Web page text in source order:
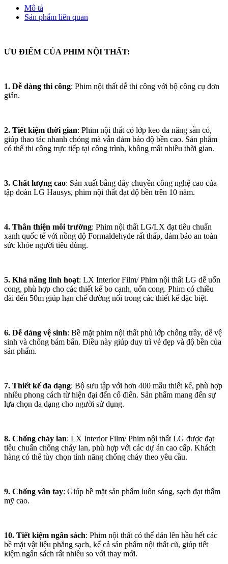
Mô tả
Sản phẩm liên quan
ƯU ĐIỂM CỦA PHIM NỘI THẤT:
1. Dễ dàng thi công: Phim nội thất dễ thi công với bộ công cụ đơn
giản.
2. Tiết kiệm thời gian: Phim nội thất có lớp keo đa năng sẵn có,
giúp thao tác nhanh chóng mà vẫn đảm bảo độ bền cao. Sản phẩm
có thể thi công trực tiếp tại công trình, không mất nhiều thời gian.
3. Chất lượng cao: Sản xuất bằng dây chuyền công nghệ cao của
tập đoàn LG Hausys, phim nội thất đạt độ bền trên 10 năm.
4. Thân thiện môi trường: Phim nội thất LG/LX đạt tiêu chuẩn
xanh quốc tế với nồng độ Formaldehyde rất thấp, đảm bảo an toàn
sức khỏe người tiêu dùng.
5. Khả năng linh hoạt: LX Interior Film/ Phim nội thất LG dễ uốn
cong, phù hợp cho các thiết kế bo cạnh, uốn cong. Phim có chiều
dài đến 50m giúp hạn chế đường nối trong các thiết kế đặc biệt.
6. Dễ dàng vệ sinh: Bề mặt phim nội thất phủ lớp chống trầy, dễ vệ
sinh và chống bám bẩn. Điều này giúp duy trì vẻ đẹp và độ bền của
sản phẩm.
7. Thiết kế đa dạng: Bộ sưu tập với hơn 400 mẫu thiết kế, phù hợp
nhiều phong cách từ hiện đại đến cổ điển. Sản phẩm mang đến sự
lựa chọn đa dạng cho người sử dụng.
8. Chống cháy lan: LX Interior Film/ Phim nội thất LG được đạt
tiêu chuẩn chống cháy lan, phù hợp với các dự án cao cấp. Khách
hàng có thể tùy chọn tính năng chống cháy theo yêu cầu.
9. Chống vân tay: Giúp bề mặt sản phẩm luôn sáng, sạch đạt thẩm
mỹ cao.
10. Tiết kiệm ngân sách: Phim nội thất có thể dán lên hầu hết các
bề mặt vật liệu phẳng sạch, kể cả sản phẩm nội thất cũ, giúp tiết
kiệm ngân sách rất nhiều so với thay mới.